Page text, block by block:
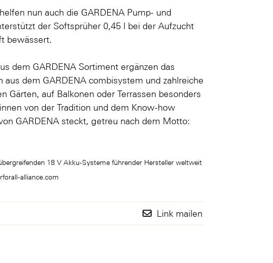
nun auch die GARDENA Pump- und
der Softsprüher 0,45 l bei der Aufzucht
bewässert.
dem GARDENA Sortiment ergänzen das
dem GARDENA combisystem und zahlreiche
Gärten, auf Balkonen oder Terrassen besonders
von der Tradition und dem Know-how
GARDENA steckt, getreu nach dem Motto:
18 V Akku-Systeme führender Hersteller weltweit
alliance.com
Link mailen